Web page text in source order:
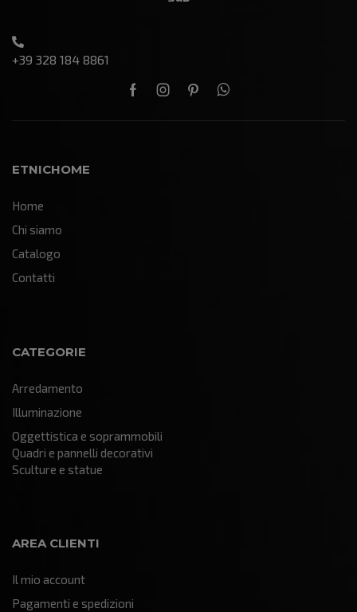
+39 328 184 8861
ETNICHOME
Home
Chi siamo
Catalogo
Contatti
CATEGORIE
Arredamento
Illuminazione
Oggettistica e soprammobili
Quadri e pannelli decorativi
Sculture e statue
AREA CLIENTI
Il mio account
Pagamenti e spedizioni